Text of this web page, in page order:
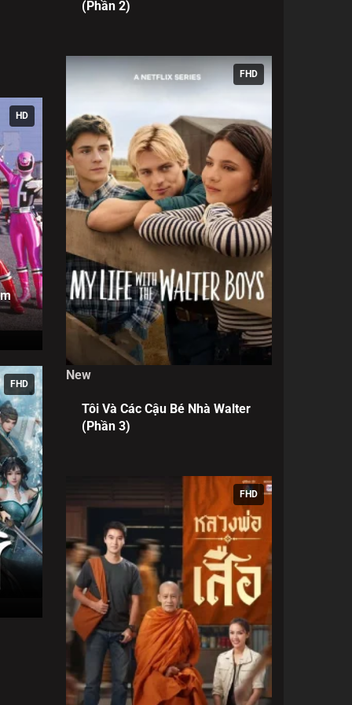
HD
FHD
(Phần 2)
FHD
New
Tôi Và Các Cậu Bé Nhà Walter
(Phần 3)
FHD